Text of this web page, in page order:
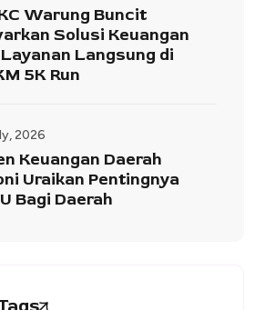
Warung Buncit
Solusi Keuangan
Langsung di
5K Run
2026
Keuangan Daerah
Uraikan Pentingnya
Bagi Daerah